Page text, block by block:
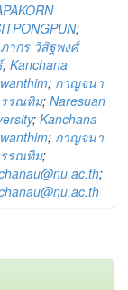
;
ากร วิสิฐพงศ์
; Kanchana
; กาญจนา
รณทิม; Naresuan
; Kanchana
; กาญจนา
รณทิม;
;